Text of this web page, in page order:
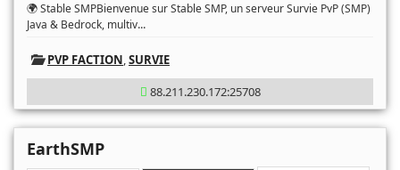
🌍 Stable SMPBienvenue sur Stable SMP, un serveur Survie PvP (SMP)
Java & Bedrock, multiv...
PVP FACTION,SURVIE
88.211.230.172:25708
EarthSMP